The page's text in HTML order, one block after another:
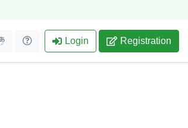
Login Registration